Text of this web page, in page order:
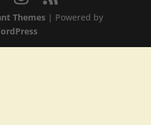
Themes | Powered by